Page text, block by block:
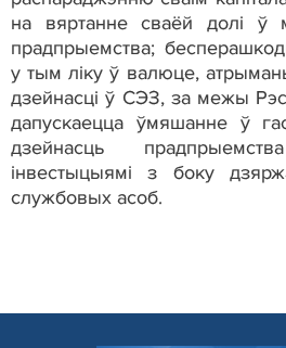
на вяртанне сваёй долi ў
прадпрыемства;
у тым ліку ў валюце,
дзейнасці ў СЭЗ, за межы
дапускаецца ўмяшанне ў
дзейнасць
інвестыцыямі з боку
службовых асоб.